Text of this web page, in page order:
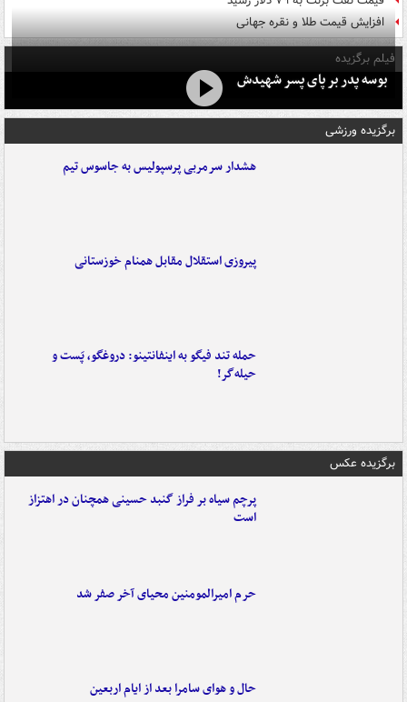
افزایش قیمت طلا و نقره جهانی
فیلم برگزیده
بوسه‌ پدر بر پای پسر شهیدش
برگزیده ورزشی
هشدار سرمربی پرسپولیس به جاسوس تیم
پیروزی استقلال مقابل همنام خوزستانی
حمله تند فیگو به اینفانتینو: دروغگو، پَست‌ و
حیله‌گر!
برگزیده عکس
پرچم سیاه بر فراز گنبد حسینی همچنان در اهتزاز
است
حرم امیرالمومنین محیای آخر صفر شد
حال و هوای سامرا بعد از ایام اربعین